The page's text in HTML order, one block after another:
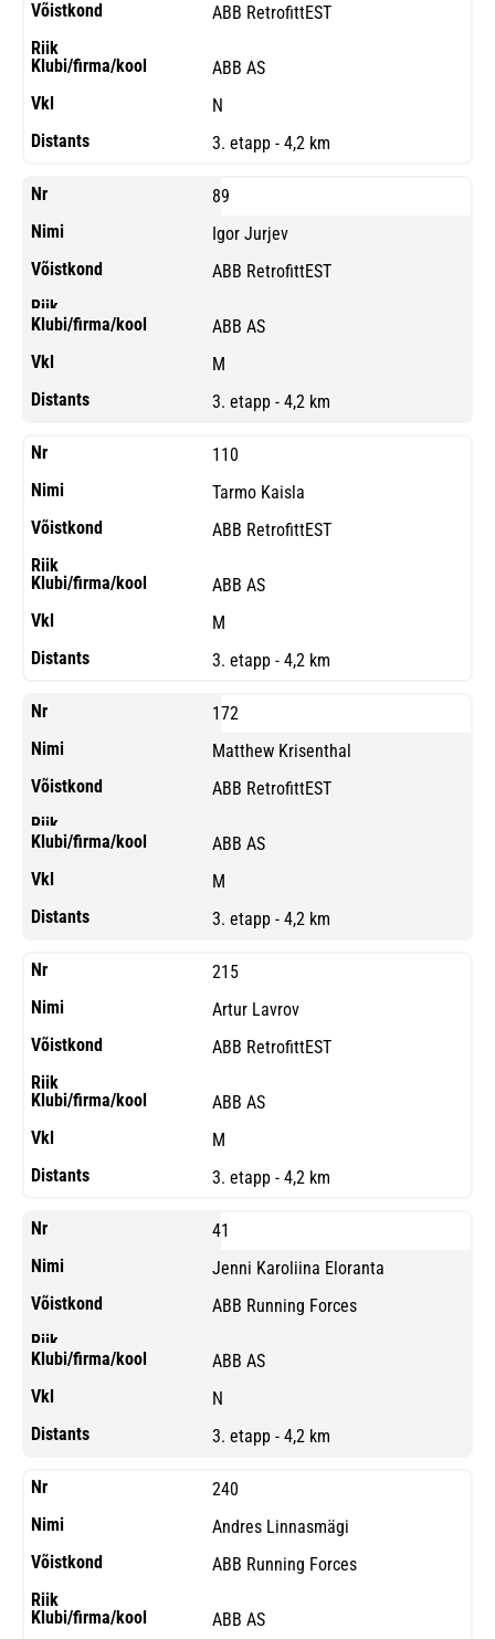
ABB RetrofittEST
ABB AS
N
3. etapp - 4,2 km
89
Igor Jurjev
ABB RetrofittEST
ABB AS
M
3. etapp - 4,2 km
110
Tarmo Kaisla
ABB RetrofittEST
ABB AS
M
3. etapp - 4,2 km
172
Matthew Krisenthal
ABB RetrofittEST
ABB AS
M
3. etapp - 4,2 km
215
Artur Lavrov
ABB RetrofittEST
ABB AS
M
3. etapp - 4,2 km
41
Jenni Karoliina Eloranta
ABB Running Forces
ABB AS
N
3. etapp - 4,2 km
240
Andres Linnasmägi
ABB Running Forces
ABB AS